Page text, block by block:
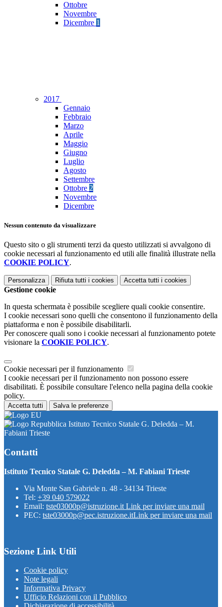
Ottobre
Novembre
Dicembre 1
2017
Gennaio
Febbraio
Marzo
Aprile
Maggio
Giugno
Luglio
Agosto
Settembre
Ottobre 2
Novembre
Dicembre
Nessun contenuto da visualizzare
Questo sito o gli strumenti terzi da questo utilizzati si avvalgono di
cookie necessari al funzionamento ed utili alle finalità illustrate nella
COOKIE POLICY.
Personalizza Rifiuta tutti i cookies Accetta tutti i cookies
Gestione cookie
In questa schermata è possibile scegliere quali cookie consentire.
I cookie necessari sono quelli che consentono il funzionamento della
piattaforma e non è possibile disabilitarli.
Per conoscere quali sono i cookie necessari al funzionamento potete
visionare la COOKIE POLICY.
Cookie necessari per il funzionamento
I cookie necessari per il funzionamento non possono essere
disabilitati. È possibile consultare l'elenco nella pagina della cookie
policy.
Accetta tutti Salva le preferenze
Istituto Tecnico Statale G. Deledda – M.
Fabiani Trieste
Contatti
Istituto Tecnico Statale G. Deledda – M. Fabiani Trieste
Via Monte San Gabriele n. 48 - 34134 Trieste
Tel: +39 040 579022
Email: tste03000p@istruzione.it Link per inviare una mail
PEC: tste03000p@pec.istruzione.itLink per inviare una mail
Sezione Link Utili
Cookie policy
Note legali
Informativa Privacy
Ufficio Relazioni con il Pubblico